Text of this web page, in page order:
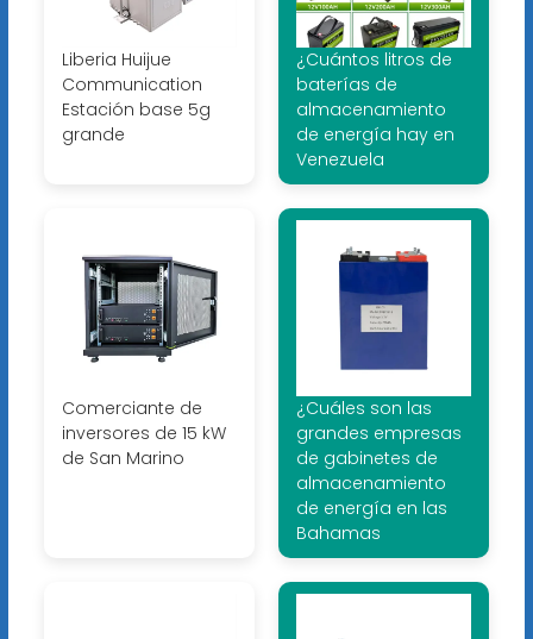
Liberia Huijue
Communication
Estación base 5g
grande
¿Cuántos litros de
baterías de
almacenamiento
de energía hay en
Venezuela
Comerciante de
inversores de 15 kW
de San Marino
¿Cuáles son las
grandes empresas
de gabinetes de
almacenamiento
de energía en las
Bahamas